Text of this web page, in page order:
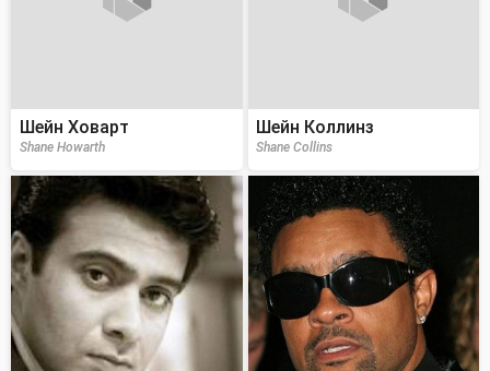
Шейн Ховарт
Shane Howarth
Шейн Коллинз
Shane Collins